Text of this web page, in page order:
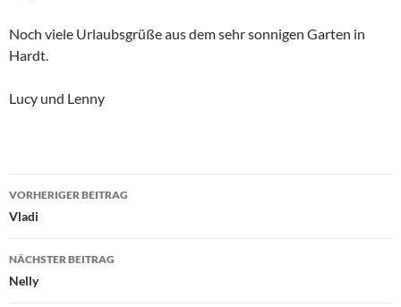
Noch viele Urlaubsgrüße aus dem sehr sonnigen Garten in
Hardt.
Lucy und Lenny
Beitragsnavigation
VORHERIGER BEITRAG
Vladi
NÄCHSTER BEITRAG
Nelly